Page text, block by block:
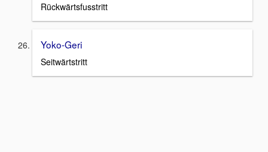
Rückwärtsfusstritt
Yoko-Geri
Seitwärtstritt